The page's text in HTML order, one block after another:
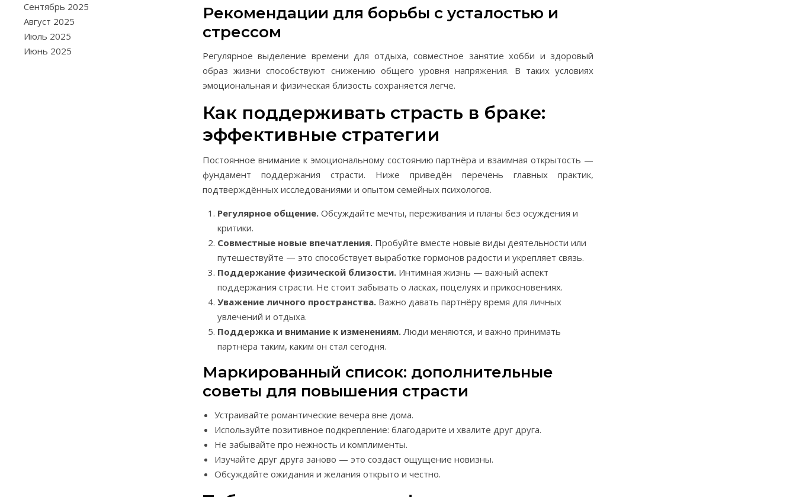
Сентябрь 2025
Август 2025
Июль 2025
Июнь 2025
Рекомендации для борьбы с усталостью и
стрессом
Регулярное выделение времени для отдыха, совместное занятие хобби и здоровый
образ жизни способствуют снижению общего уровня напряжения. В таких условиях
эмоциональная и физическая близость сохраняется легче.
Как поддерживать страсть в браке:
эффективные стратегии
Постоянное внимание к эмоциональному состоянию партнёра и взаимная открытость —
фундамент поддержания страсти. Ниже приведён перечень главных практик,
подтверждённых исследованиями и опытом семейных психологов.
Регулярное общение. Обсуждайте мечты, переживания и планы без осуждения и
критики.
Совместные новые впечатления. Пробуйте вместе новые виды деятельности или
путешествуйте — это способствует выработке гормонов радости и укрепляет связь.
Поддержание физической близости. Интимная жизнь — важный аспект
поддержания страсти. Не стоит забывать о ласках, поцелуях и прикосновениях.
Уважение личного пространства. Важно давать партнёру время для личных
увлечений и отдыха.
Поддержка и внимание к изменениям. Люди меняются, и важно принимать
партнёра таким, каким он стал сегодня.
Маркированный список: дополнительные
советы для повышения страсти
Устраивайте романтические вечера вне дома.
Используйте позитивное подкрепление: благодарите и хвалите друг друга.
Не забывайте про нежность и комплименты.
Изучайте друг друга заново — это создаст ощущение новизны.
Обсуждайте ожидания и желания открыто и честно.